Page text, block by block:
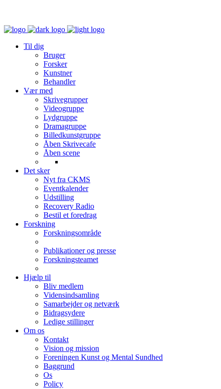
Til dig
Bruger
Forsker
Kunstner
Behandler
Vær med
Skrivegrupper
Videogruppe
Lydgruppe
Dramagruppe
Billedkunstgruppe
Åben Skrivecafe
Åben scene
Det sker
Nyt fra CKMS
Eventkalender
Udstilling
Recovery Radio
Bestil et foredrag
Forskning
Forskningsområde
Publikationer og presse
Forskningsteamet
Hjælp til
Bliv medlem
Vidensindsamling
Samarbejder og netværk
Bidragsydere
Ledige stillinger
Om os
Kontakt
Vision og mission
Foreningen Kunst og Mental Sundhed
Baggrund
Os
Policy